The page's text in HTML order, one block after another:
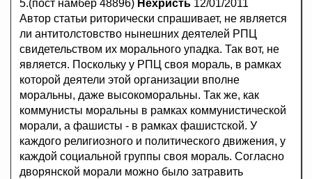
5.(пост намбер 48896) Нехристь 12/01/2011
Автор статьи риторически спрашивает, не является
ли антитолстовство нынешних деятелей РПЦ
свидетельством их морального упадка. Так вот, не
является. Поскольку у РПЦ своя мораль, в рамках
которой деятели этой организации вполне
моральны, даже высокоморальны. Так же, как
коммунисты моральны в рамках коммунистической
морали, а фашисты - в рамках фашистской. У
каждого религиозного и политического движения, у
каждой социальной группы своя мораль. Согласно
дворянской морали можно было затравить